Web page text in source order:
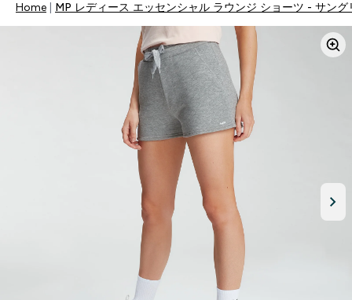
Home MP レディース エッセンシャル ラウンジ ショーツ - サング